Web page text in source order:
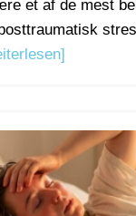
et af de mest